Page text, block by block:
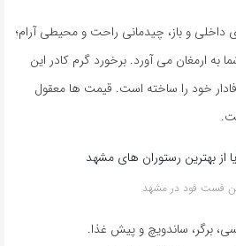
و باز، چیدمانی راحت و محیطی آرام؛
ارمغان می آورد. برخورد گرم کادر این
خود را ساخته است. قیمت ها معقول
فست فود در مشهد
برگر، ساندویچ و پیش غذا.